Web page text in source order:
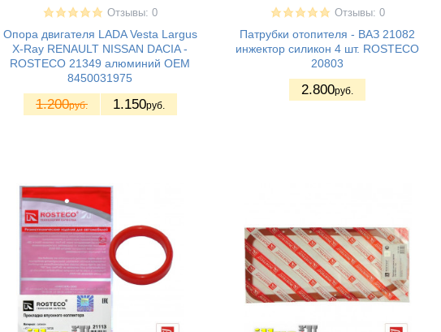
Отзывы: 0
Опора двигателя LADA Vesta Largus
X-Ray RENAULT NISSAN DACIA -
ROSTECO 21349 алюминий OEM
8450031975
1.200руб. 1.150руб.
Отзывы: 0
Патрубки отопителя - ВАЗ 21082
инжектор силикон 4 шт. ROSTECO
20803
2.800руб.